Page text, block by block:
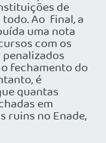
de
Ao ­ final, a
uma nota
com os
fechamento do
é
quantas
em
ruins no Enade,